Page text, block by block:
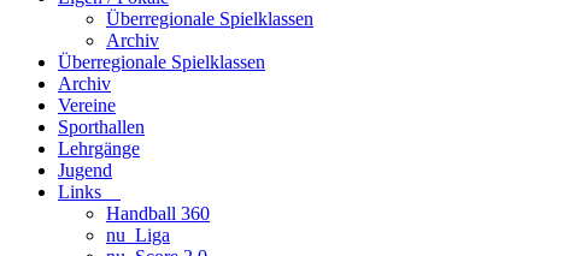
Überregionale Spielklassen
Archiv
Überregionale Spielklassen
Archiv
Vereine
Sporthallen
Lehrgänge
Jugend
Links
Handball 360
nu_Liga